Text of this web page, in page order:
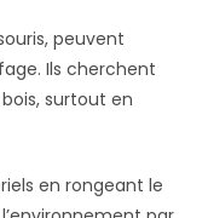
peuvent
Ils cherchent
surtout en
en rongeant le